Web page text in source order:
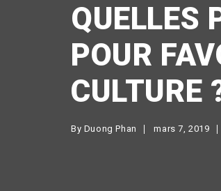
QUELLES
POUR
CULTURE
By Duong Phan mars 7, 2019